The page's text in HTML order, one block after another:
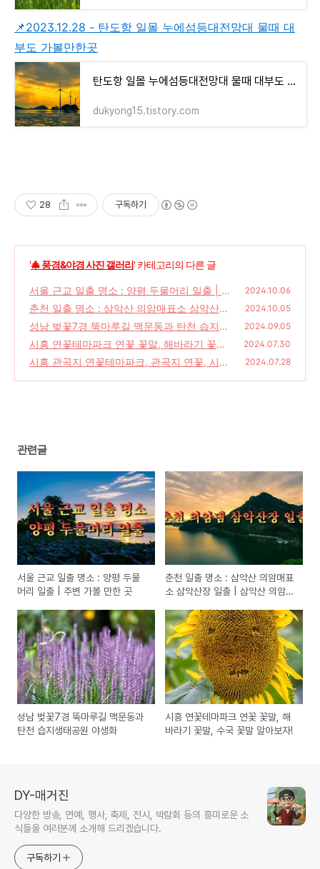
📌2023.12.28 - 탄도항 일몰 누에섬등대전망대 물때 대
부도 가볼만한곳
탄도항 일몰 누에섬등대전망대 물때 대부도 가볼만한곳
dukyong15.tistory.com
28 구독하기
'🎄 풍경&야경 사진 갤러리' 카테고리의 다른 글
서울 근교 일출 명소 : 양평 두물머리 일출 | 주
변 가볼 만한 곳
(26)
2024.10.06
춘천 일출 명소 : 삼악산 의암매표소 삼악산장
일출 | 삼악산 의암매표소 가는길
(20)
2024.10.05
성남 벚꽃7경 뚝마루길 맥문동과 탄천 습지생
태공원 야생화
(22)
2024.09.05
시흥 연꽃테마파크 연꽃 꽃말, 해바라기 꽃말,
수국 꽃말 알아보자!
(30)
2024.07.30
시흥 관곡지 연꽃테마파크, 관곡지 연꽃, 시흥
2024.07.28
관련글
서울 근교 일출 명소 : 양평 두물
머리 일출 | 주변 가볼 만한 곳
춘천 일출 명소 : 삼악산 의암매표
소 삼악산장 일출 | 삼악산 의암매
성남 벚꽃7경 뚝마루길 맥문동과
탄천 습지생태공원 야생화
시흥 연꽃테마파크 연꽃 꽃말, 해
바라기 꽃말, 수국 꽃말 알아보자!
DY-매거진
다양한 방송, 연예, 행사, 축제, 전시, 박람회 등의 흥미로운 소
식들을 여러분께 소개해 드리겠습니다.
구독하기